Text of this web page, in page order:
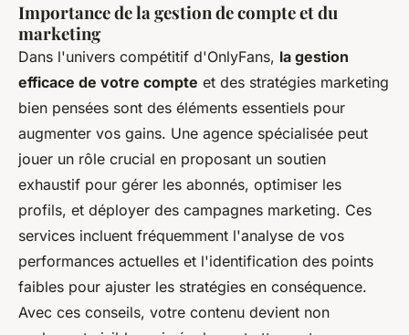
Importance de la gestion de compte et du
marketing
Dans l'univers compétitif d'OnlyFans, la gestion
efficace de votre compte et des stratégies marketing
bien pensées sont des éléments essentiels pour
augmenter vos gains. Une agence spécialisée peut
jouer un rôle crucial en proposant un soutien
exhaustif pour gérer les abonnés, optimiser les
profils, et déployer des campagnes marketing. Ces
services incluent fréquemment l'analyse de vos
performances actuelles et l'identification des points
faibles pour ajuster les stratégies en conséquence.
Avec ces conseils, votre contenu devient non